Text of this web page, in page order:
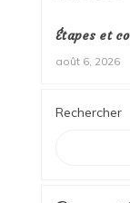
Étapes et
août 6, 2026
Rechercher